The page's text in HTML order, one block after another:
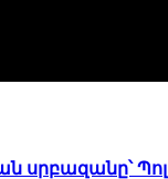
սրբազանը՝